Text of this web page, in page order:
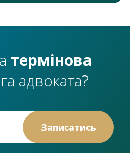
термінова
адвоката?